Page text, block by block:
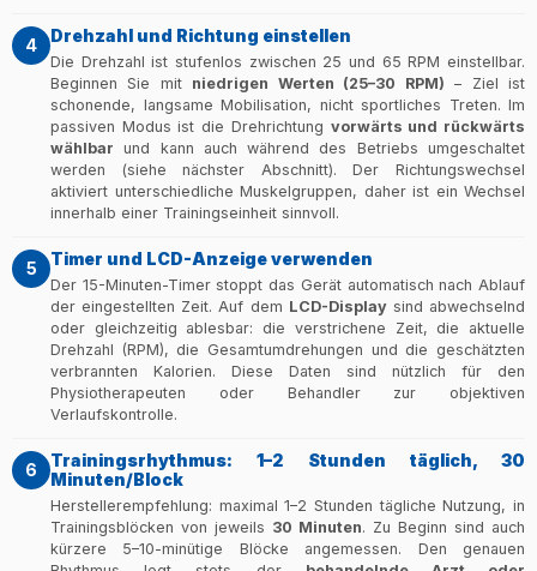
4 Drehzahl und Richtung einstellen
Die Drehzahl ist stufenlos zwischen 25 und 65 RPM einstellbar.
Beginnen Sie mit niedrigen Werten (25–30 RPM) – Ziel ist
schonende, langsame Mobilisation, nicht sportliches Treten. Im
passiven Modus ist die Drehrichtung vorwärts und rückwärts
wählbar und kann auch während des Betriebs umgeschaltet
werden (siehe nächster Abschnitt). Der Richtungswechsel
aktiviert unterschiedliche Muskelgruppen, daher ist ein Wechsel
innerhalb einer Trainingseinheit sinnvoll.
5 Timer und LCD-Anzeige verwenden
Der 15-Minuten-Timer stoppt das Gerät automatisch nach Ablauf
der eingestellten Zeit. Auf dem LCD-Displaysind abwechselnd
oder gleichzeitig ablesbar: die verstrichene Zeit, die aktuelle
Drehzahl (RPM), die Gesamtumdrehungen und die geschätzten
verbrannten Kalorien. Diese Daten sind nützlich für den
Physiotherapeuten oder Behandler zur objektiven
Verlaufskontrolle.
6
Trainingsrhythmus: 1–2 Stunden täglich, 30
Minuten/Block
Herstellerempfehlung: maximal 1–2 Stunden tägliche Nutzung, in
Trainingsblöcken von jeweils 30 Minuten. Zu Beginn sind auch
kürzere 5–10-minütige Blöcke angemessen. Den genauen